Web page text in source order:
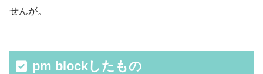
せんが。
pm blockしたもの